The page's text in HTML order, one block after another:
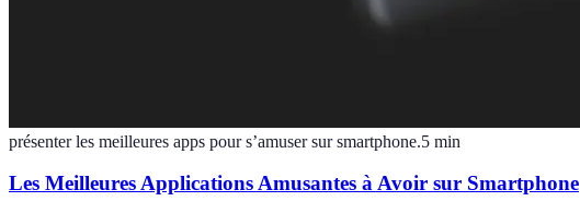
présenter les meilleures apps pour s’amuser sur smartphone.5 min
Les Meilleures Applications Amusantes à Avoir sur Smartphone